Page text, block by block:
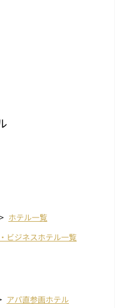
ホテル一覧
ビジネスホテル一覧
アパ直参画ホテル